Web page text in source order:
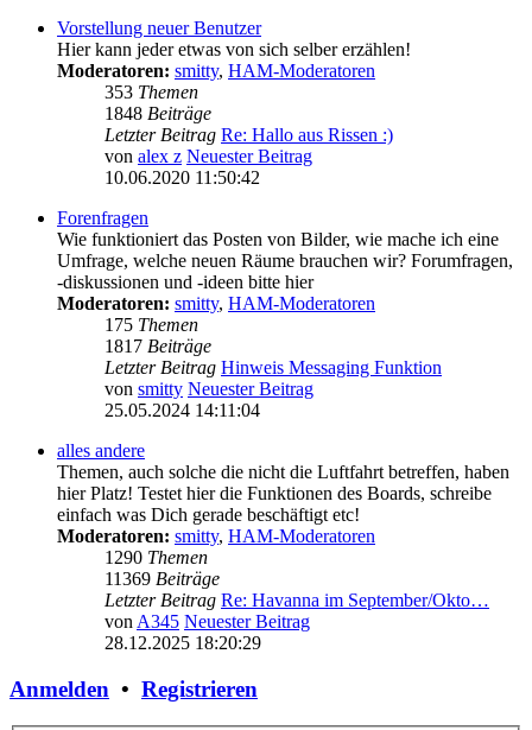
Vorstellung neuer Benutzer
Hier kann jeder etwas von sich selber erzählen!
Moderatoren: smitty, HAM-Moderatoren
353 Themen
1848 Beiträge
Letzter Beitrag Re: Hallo aus Rissen :)
von alex z Neuester Beitrag
10.06.2020 11:50:42
Forenfragen
Wie funktioniert das Posten von Bilder, wie mache ich eine
Umfrage, welche neuen Räume brauchen wir? Forumfragen,
-diskussionen und -ideen bitte hier
Moderatoren: smitty, HAM-Moderatoren
175 Themen
1817 Beiträge
Letzter Beitrag Hinweis Messaging Funktion
von smitty Neuester Beitrag
25.05.2024 14:11:04
alles andere
Themen, auch solche die nicht die Luftfahrt betreffen, haben
hier Platz! Testet hier die Funktionen des Boards, schreibe
einfach was Dich gerade beschäftigt etc!
Moderatoren: smitty, HAM-Moderatoren
1290 Themen
11369 Beiträge
Letzter Beitrag Re: Havanna im September/Okto…
vonA345 Neuester Beitrag
28.12.2025 18:20:29
Anmelden • Registrieren